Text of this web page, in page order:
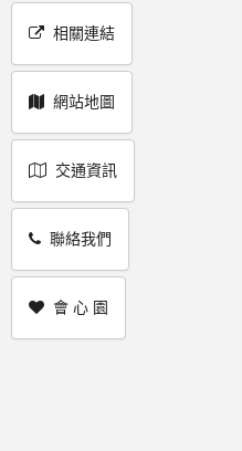
相關連結
網站地圖
交通資訊
聯絡我們
會 心 園